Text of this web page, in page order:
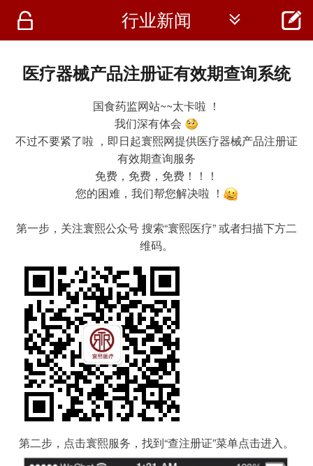
 首页
 行业新闻  
医疗器械产品注册证有效期查询系统
国食药监网站~~太卡啦 ！
我们深有体会
不过不要紧了啦 ，即日起寰熙网提供医疗器械产品注册证
有效期查询服务
免费，免费，免费！！！
您的困难，我们帮您解决啦 ！
第一步，关注寰熙公众号 搜索“寰熙医疗” 或者扫描下方二
维码。
第二步，点击寰熙服务，找到“查注册证”菜单点击进入。